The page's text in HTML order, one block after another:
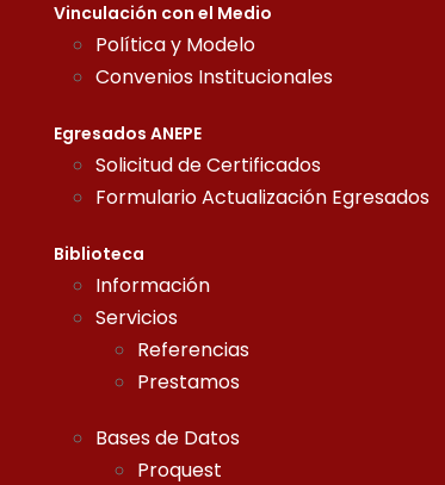
Vinculación con el Medio
Política y Modelo
Convenios Institucionales
Egresados ANEPE
Solicitud de Certificados
Formulario Actualización Egresados
Biblioteca
Información
Servicios
Referencias
Prestamos
Bases de Datos
Proquest